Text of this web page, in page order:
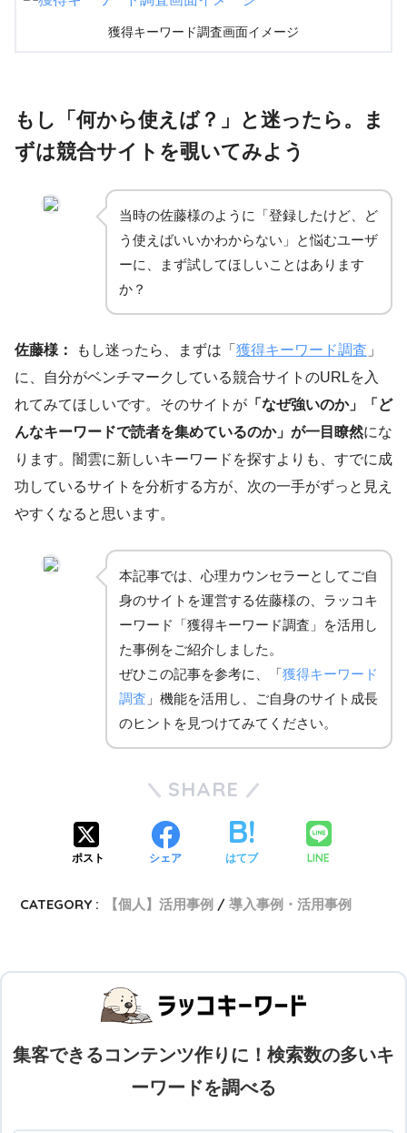
獲得キーワード調査画面イメージ
もし「何から使えば？」と迷ったら。ま
ずは競合サイトを覗いてみよう
当時の佐藤様のように「登録したけど、ど
う使えばいいかわからない」と悩むユーザ
ーに、まず試してほしいことはあります
か？
佐藤様： もし迷ったら、まずは「 獲得キーワード調査 」
に、自分がベンチマークしている競合サイトのURLを入
れてみてほしいです。そのサイトが 「なぜ強いのか」「ど
んなキーワードで読者を集めているのか」が一目瞭然にな
ります。闇雲に新しいキーワードを探すよりも、すでに成
功しているサイトを分析する方が、次の一手がずっと見え
やすくなると思います。
本記事では、心理カウンセラーとしてご自
身のサイトを運営する佐藤様の、ラッコキ
ーワード「獲得キーワード調査」を活用し
た事例をご紹介しました。
ぜひこの記事を参考に、「獲得キーワード
調査 」機能を活用し、ご自身のサイト成長
のヒントを見つけてみてください。
SHARE
ポスト シェア はてブ LINE
CATEGORY : 【個人】活用事例 導入事例・活用事例
集客できるコンテンツ作りに！検索数の多いキ
ーワードを調べる